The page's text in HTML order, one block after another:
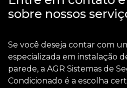
sobre nossos
Se você deseja contar com
especializada em instalação
parede, a AGR Sistemas de
Condicionado é a escolha